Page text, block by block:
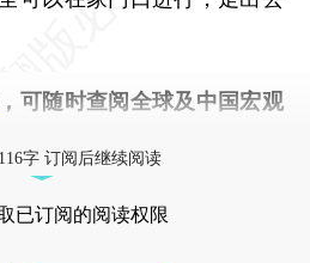
，可随时查阅全球及中国宏观
字 订阅后继续阅读
已订阅的阅读权限